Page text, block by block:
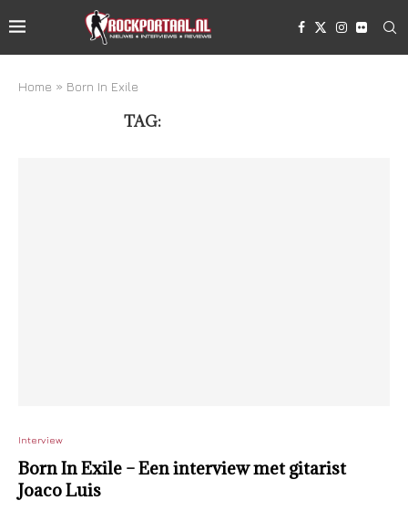
Home » Born In Exile
TAG:
Interview
Born In Exile – Een interview met gitarist
Joaco Luis